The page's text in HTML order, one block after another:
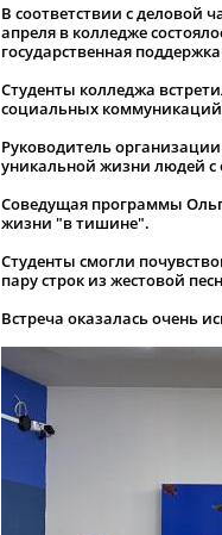
В соответствии с деловой
апреля в колледже
государственная
Студенты колледжа
социальных
Руководитель
уникальной жизни людей
Соведущая программы
жизни "в тишине".
Студенты смогли
пару строк из жестовой
Встреча оказалась очень